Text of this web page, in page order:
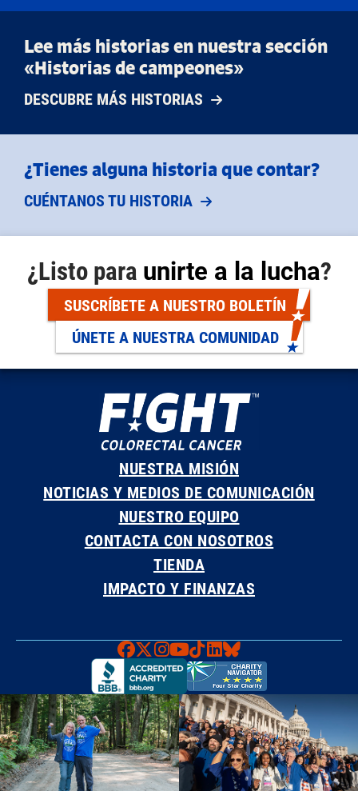
Lee más historias en nuestra sección
«Historias de campeones»
DESCUBRE MÁS HISTORIAS
¿Tienes alguna historia que contar?
CUÉNTANOS TU HISTORIA
¿Listo para unirte a la lucha?
SUSCRÍBETE A NUESTRO BOLETÍN
ÚNETE A NUESTRA COMUNIDAD
NUESTRA MISIÓN
NOTICIAS Y MEDIOS DE COMUNICACIÓN
NUESTRO EQUIPO
CONTACTA CON NOSOTROS
TIENDA
IMPACTO Y FINANZAS
Faceboook
X Instagram
YouTube
TikTok
LinkedIn
Bluesky